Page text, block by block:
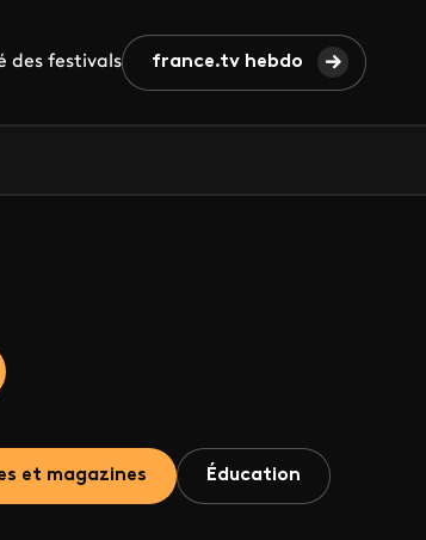
des festivals france.tv hebdo
et magazines Éducation